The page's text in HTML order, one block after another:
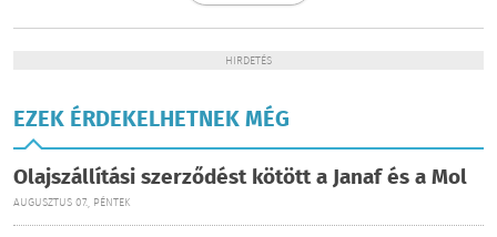
HIRDETÉS
EZEK ÉRDEKELHETNEK MÉG
Olajszállítási szerződést kötött a Janaf és a Mol
AUGUSZTUS 07., PÉNTEK